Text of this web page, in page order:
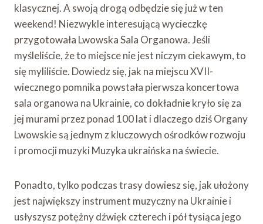
klasycznej. A swoją drogą odbędzie się już w ten
weekend! Niezwykle interesującą wycieczkę
przygotowała Lwowska Sala Organowa. Jeśli
myśleliście, że to miejsce nie jest niczym ciekawym, to
się myliliście. Dowiedz się, jak na miejscu XVII-
wiecznego pomnika powstała pierwsza koncertowa
sala organowa na Ukrainie, co dokładnie kryło się za
jej murami przez ponad 100 lat i dlaczego dziś Organy
Lwowskie są jednym z kluczowych ośrodków rozwoju
i promocji muzyki Muzyka ukraińska na świecie.
Ponadto, tylko podczas trasy dowiesz się, jak ułożony
jest największy instrument muzyczny na Ukrainie i
usłyszysz potężny dźwięk czterech i pół tysiąca jego